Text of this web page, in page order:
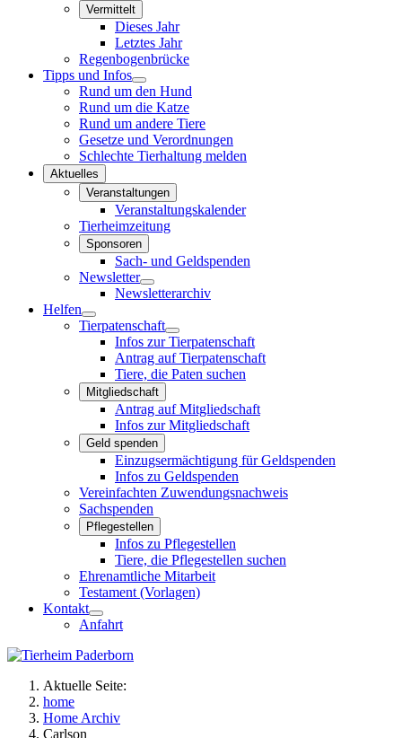
Vermittelt
Dieses Jahr
Letztes Jahr
Regenbogenbrücke
Tipps und Infos
Rund um den Hund
Rund um die Katze
Rund um andere Tiere
Gesetze und Verordnungen
Schlechte Tierhaltung melden
Aktuelles
Veranstaltungen
Veranstaltungskalender
Tierheimzeitung
Sponsoren
Sach- und Geldspenden
Newsletter
Newsletterarchiv
Helfen
Tierpatenschaft
Infos zur Tierpatenschaft
Antrag auf Tierpatenschaft
Tiere, die Paten suchen
Mitgliedschaft
Antrag auf Mitgliedschaft
Infos zur Mitgliedschaft
Geld spenden
Einzugsermächtigung für Geldspenden
Infos zu Geldspenden
Vereinfachten Zuwendungsnachweis
Sachspenden
Pflegestellen
Infos zu Pflegestellen
Tiere, die Pflegestellen suchen
Ehrenamtliche Mitarbeit
Testament (Vorlagen)
Kontakt
Anfahrt
Aktuelle Seite:
home
Home Archiv
Carlson